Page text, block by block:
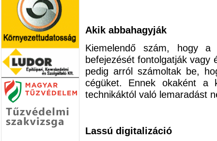
Akik abbahagyják
Kiemelendő szám, hogy
befejezését fontolgatják vagy
pedig arról számoltak be,
cégüket. Ennek okaként a
technikáktól való lemaradást
Lassú digitalizáció